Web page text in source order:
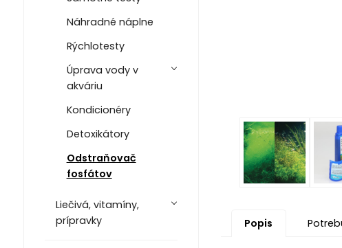
Náhradné náplne
Rýchlotesty
Úprava vody v
akváriu
Kondicionéry
Detoxikátory
Odstraňovač
fosfátov
Liečivá, vitamíny,
prípravky
Popis